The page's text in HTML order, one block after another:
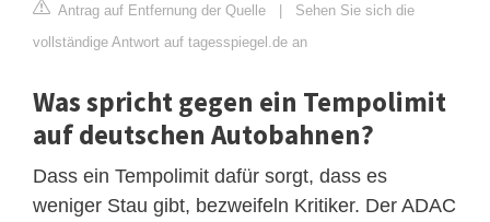
Antrag auf Entfernung der Quelle | Sehen Sie sich die
vollständige Antwort auf tagesspiegel.de an
Was spricht gegen ein Tempolimit
auf deutschen Autobahnen?
Dass ein Tempolimit dafür sorgt, dass es
weniger Stau gibt, bezweifeln Kritiker. Der ADAC